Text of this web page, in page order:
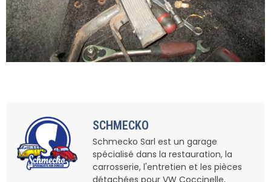
SCHMECKO
Schmecko Sarl est un garage
spécialisé dans la restauration, la
carrosserie, l'entretien et les pièces
détachées pour VW Coccinelle,